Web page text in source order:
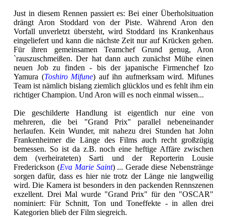
Just in diesem Rennen passiert es: Bei einer Überholsituation
drängt Aron Stoddard von der Piste. Während Aron den
Vorfall unverletzt übersteht, wird Stoddard ins Krankenhaus
eingeliefert und kann die nächste Zeit nur auf Krücken gehen.
Für ihren gemeinsamen Teamchef Grund genug, Aron
`rauszuschmeißen. Der hat dann auch zunächst Mühe einen
neuen Job zu finden - bis der japanische Firmenchef Izo
Yamura (Toshiro Mifune) auf ihn aufmerksam wird. Mifunes
Team ist nämlich bislang ziemlich glücklos und es fehlt ihm ein
richtiger Champion. Und Aron will es noch einmal wissen...
Die geschilderte Handlung ist eigentlich nur eine von
mehreren, die bei "Grand Prix" parallel nebeneinander
herlaufen. Kein Wunder, mit nahezu drei Stunden hat John
Frankenheimer die Länge des Films auch recht großzügig
bemessen. So ist da z.B. noch eine heftige Affäre zwischen
dem (verheirateten) Sarti und der Reporterin Lousie
Frederickson (Eva Marie Saint) ... Gerade diese Nebenstränge
sorgen dafür, dass es hier nie trotz der Länge nie langweilig
wird. Die Kamera ist besonders in den packenden Rennszenen
exzellent. Drei Mal wurde "Grand Prix" für den "OSCAR"
nominiert: Für Schnitt, Ton und Toneffekte - in allen drei
Kategorien blieb der Film siegreich.